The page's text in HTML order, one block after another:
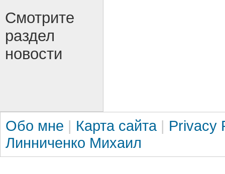
Смотрите
раздел
новости
Обо мне | Карта сайта | Privacy
Линниченко Михаил